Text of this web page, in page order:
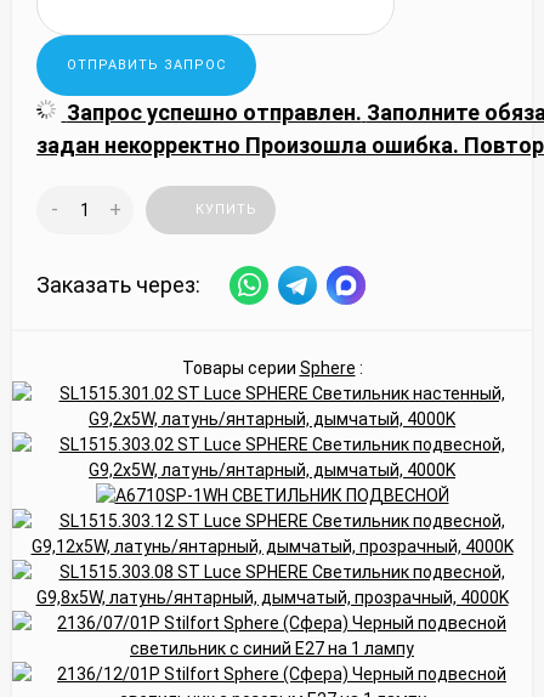
Запрос успешно отправлен. Заполните
задан некорректно Произошла ошибка.
- + КУПИТЬ
Заказать через:
Товары серии Sphere :